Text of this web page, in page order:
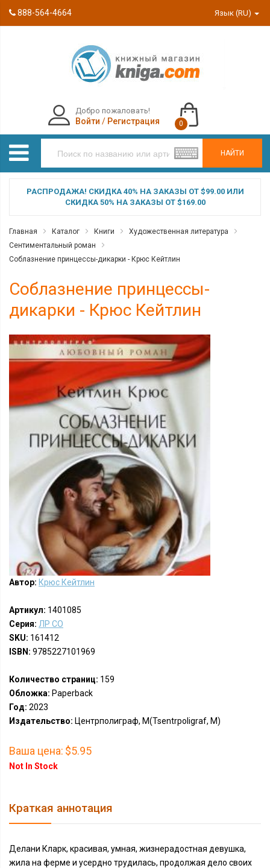
888-564-4664 Язык (RU)
НАЙТИ
Добро пожаловать!
Войти / Регистрация 0
РАСПРОДАЖА! СКИДКА 40% НА ЗАКАЗЫ ОТ $99.00 ИЛИ
СКИДКА 50% НА ЗАКАЗЫ ОТ $169.00
Главная Каталог Книги
Художественная литература
Сентиментальный роман
Соблазнение принцессы-дикарки - Крюс Кейтлин
Соблазнение принцессы-
дикарки - Крюс Кейтлин
Автор: Крюс Кейтлин
Артикул: 1401085
Серия: ЛР СО
SKU: 161412
ISBN: 9785227101969
Количество страниц: 159
Обложка: Paperback
Год: 2023
Издательство: Центрполиграф, М(Tsentrpoligraf, M)
Ваша цена: $5.95
Not In Stock
Краткая аннотация
Делани Кларк, красивая, умная, жизнерадостная девушка,
жила на ферме и усердно трудилась, продолжая дело своих